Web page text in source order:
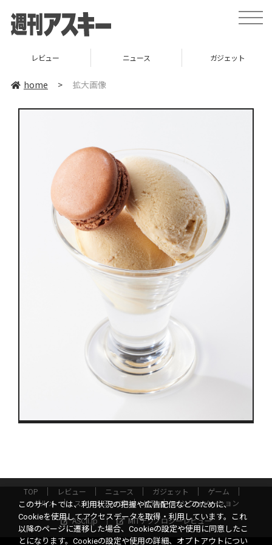
toggle
レビュー ニュース ガジェット
home > 拡大画像
TOP レビュー ニュース ガジェット
ゲーム
グルメ
スタートアップ ICT
インフォメーション
ASCII.jp
MITテクノロジーレビュー
このサイトでは、利用状況の把握や広告配信などのために、
Cookieを使用してアクセスデータを取得・利用しています。これ
以降のページに遷移した場合、Cookieの設定や使用に同意したこ
とになります。Cookieの設定や使用の詳細、オプトアウトについ